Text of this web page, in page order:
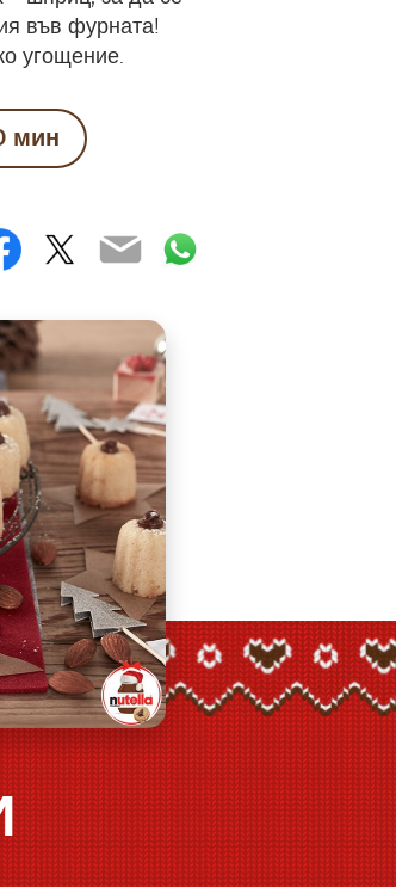
във фурната!
угощение.
мин
Twitter
EmailWhatsApp